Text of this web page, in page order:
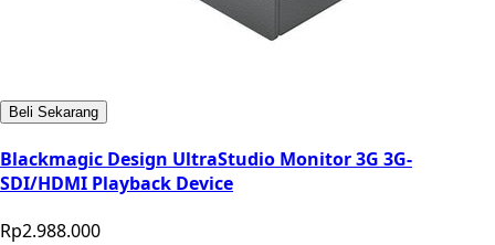
Beli Sekarang
Blackmagic Design UltraStudio Monitor 3G 3G-
SDI/HDMI Playback Device
Rp2.988.000